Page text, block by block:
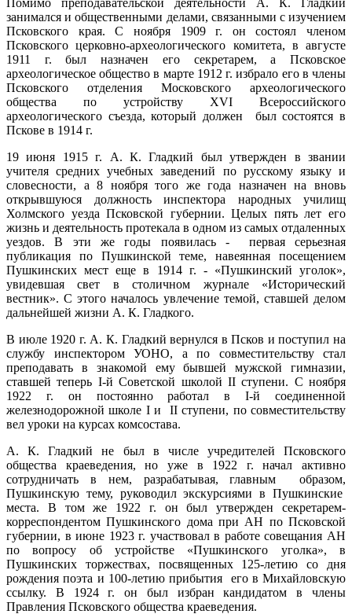
занимался и общественными делами, связанными с изучением
Псковского края. С ноября 1909 г. он состоял членом
Псковского церковно-археологического комитета, в августе
1911 г. был назначен его секретарем, а Псковское
археологическое общество в марте 1912 г. избрало его в члены
Псковского отделения Московского археологического
общества по устройству XVI Всероссийского
археологического съезда, который должен был состоятся в
Пскове в 1914 г.
19 июня 1915 г. А. К. Гладкий был утвержден в звании
учителя средних учебных заведений по русскому языку и
словесности, а 8 ноября того же года назначен на вновь
открывшуюся должность инспектора народных училищ
Холмского уезда Псковской губернии. Целых пять лет его
жизнь и деятельность протекала в одном из самых отдаленных
уездов. В эти же годы появилась - первая серьезная
публикация по Пушкинской теме, навеянная посещением
Пушкинских мест еще в 1914 г. - «Пушкинский уголок»,
увидевшая свет в столичном журнале «Исторический
вестник». С этого началось увлечение темой, ставшей делом
дальнейшей жизни А. К. Гладкого.
В июле 1920 г. А. К. Гладкий вернулся в Псков и поступил на
службу инспектором УОНО, а по совместительству стал
преподавать в знакомой ему бывшей мужской гимназии,
ставшей теперь I-й Советской школой II ступени. С ноября
1922 г. он постоянно работал в I-й соединенной
железнодорожной школе I и II ступени, по совместительству
вел уроки на курсах комсостава.
А. К. Гладкий не был в числе учредителей Псковского
общества краеведения, но уже в 1922 г. начал активно
сотрудничать в нем, разрабатывая, главным образом,
Пушкинскую тему, руководил экскурсиями в Пушкинские
места. В том же 1922 г. он был утвержден секретарем-
корреспондентом Пушкинского дома при АН по Псковской
губернии, в июне 1923 г. участвовал в работе совещания АН
по вопросу об устройстве «Пушкинского уголка», в
Пушкинских торжествах, посвященных 125-летию со дня
рождения поэта и 100-летию прибытия его в Михайловскую
ссылку. В 1924 г. он был избран кандидатом в члены
Правления Псковского общества краеведения.